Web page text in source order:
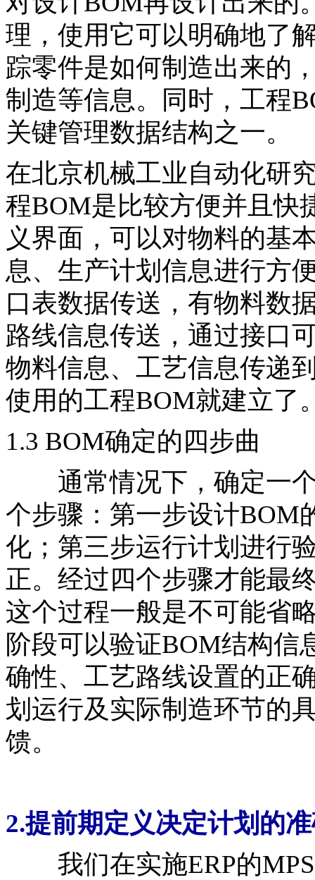
理，使用它可以明确地了
踪零件是如何制造出来的
制造等信息。同时，工程
关键管理数据结构之一。
在北京机械工业自动化研
程BOM是比较方便并且快
义界面，可以对物料的基
息、生产计划信息进行方
口表数据传送，有物料数
路线信息传送，通过接口
物料信息、工艺信息传递
使用的工程BOM就建立了
1.3 BOM确定的四步曲
通常情况下，确定一个
个步骤：第一步设计BOM
化；第三步运行计划进行
正。经过四个步骤才能最
这个过程一般是不可能省
阶段可以验证BOM结构信
确性、工艺路线设置的正
划运行及实际制造环节的
馈。
2.提前期定义决定计划的
我们在实施ERP的